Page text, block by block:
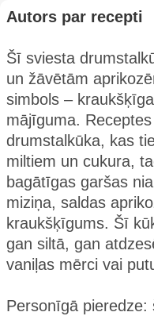
Autors par recepti
Šī sviesta
un žāvētām
simbols –
mājīguma.
drumstalkūka, kas
miltiem un cukura,
bagātīgas garšas
miziņa, saldas
kraukšķīgums. Šī
gan siltā, gan
vaniļas mērci vai
Personīgā pieredze: